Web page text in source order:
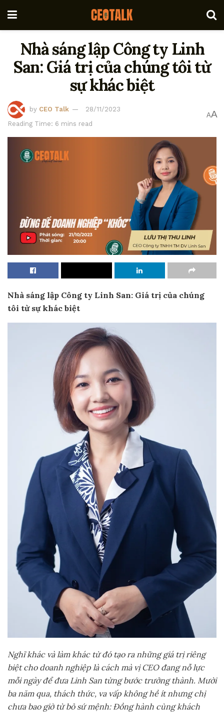
Nhà sáng lập Công ty Linh
San: Giá trị của chúng tôi từ
sự khác biệt
by CEO Talk
28/11/2023
Reading Time: 6 mins read
AA
Nhà sáng lập Công ty Linh San: Giá trị của chúng
tôi từ sự khác biệt
Nghĩ khác và làm khác từ đó tạo ra những giá trị riêng
biệt cho doanh nghiệp là cách mà vị CEO đang nỗ lực
mỗi ngày để đưa Linh San từng bước trưởng thành. Mười
ba năm qua, thách thức, va vấp không hề ít nhưng chị
chưa bao giờ từ bỏ sứ mệnh: Đồng hành cùng khách